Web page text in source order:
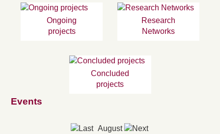
Ongoing
projects
Research
Networks
Concluded
projects
Events
August